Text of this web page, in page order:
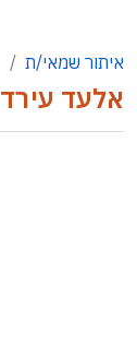
איתור שמאי/ת
אלעד עירד